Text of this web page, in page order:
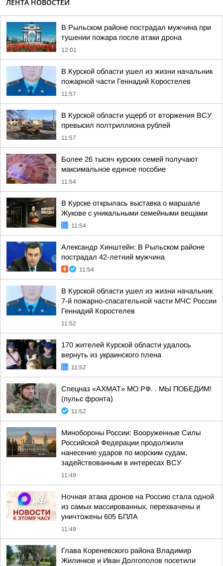
ЛЕНТА НОВОСТЕЙ
В Рыльском районе пострадал мужчина при
тушении пожара после атаки дрона
12:01
В Курской области ушел из жизни начальник
пожарной части Геннадий Коростелев
11:57
В Курской области ущерб от вторжения ВСУ
превысил полтриллиона рублей
11:57
Более 26 тысяч курских семей получают
максимальное единое пособие
11:54
В Курске открылась выставка о маршале
Жукове с уникальными семейными вещами
11:54
Александр Хинштейн: В Рыльском районе
пострадал 42-летний мужчина
11:54
В Курской области ушел из жизни начальник
7-й пожарно-спасательной части МЧС России
Геннадий Коростелев
11:52
170 жителей Курской области удалось
вернуть из украинского плена
11:52
Спецназ «АХМАТ» МО РФ. . МЫ ПОБЕДИМ!
(пульс фронта)
11:52
Минобороны России: Вооруженные Силы
Российской Федерации продолжили
нанесение ударов по морским судам,
задействованным в интересах ВСУ
11:49
Ночная атака дронов на Россию стала одной
из самых массированных, перехвачены и
уничтожены 605 БПЛА
11:49
Глава Кореневского района Владимир
Жилинков и Иван Долгополов посетили